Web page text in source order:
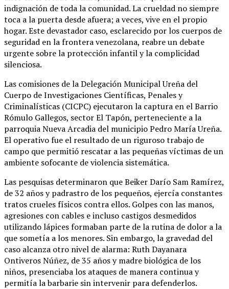
indignación de toda la comunidad. La crueldad no siempre
toca a la puerta desde afuera; a veces, vive en el propio
hogar. Este devastador caso, esclarecido por los cuerpos de
seguridad en la frontera venezolana, reabre un debate
urgente sobre la protección infantil y la complicidad
silenciosa.
Las comisiones de la Delegación Municipal Ureña del
Cuerpo de Investigaciones Científicas, Penales y
Criminalísticas (CICPC) ejecutaron la captura en el Barrio
Rómulo Gallegos, sector El Tapón, perteneciente a la
parroquia Nueva Arcadia del municipio Pedro María Ureña.
El operativo fue el resultado de un riguroso trabajo de
campo que permitió rescatar a las pequeñas víctimas de un
ambiente sofocante de violencia sistemática.
Las pesquisas determinaron que Beiker Darío Sam Ramírez,
de 32 años y padrastro de los pequeños, ejercía constantes
tratos crueles físicos contra ellos. Golpes con las manos,
agresiones con cables e incluso castigos desmedidos
utilizando lápices formaban parte de la rutina de dolor a la
que sometía a los menores. Sin embargo, la gravedad del
caso alcanza otro nivel de alarma: Ruth Dayanara
Ontiveros Núñez, de 35 años y madre biológica de los
niños, presenciaba los ataques de manera continua y
permitía la barbarie sin intervenir para defenderlos.